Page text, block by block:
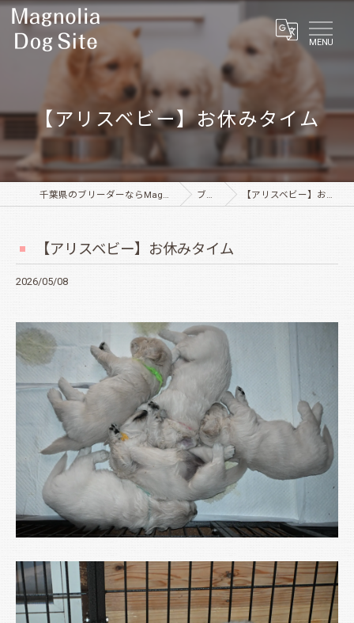
MENU
【アリスベビー】お休みタイム
千葉県のブリーダーならMagnolia Dog Site ブログ 【アリスベビー】お休みタイム
【アリスベビー】お休みタイム
2026/05/08